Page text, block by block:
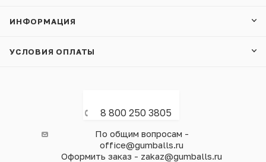
ИНФОРМАЦИЯ
УСЛОВИЯ ОПЛАТЫ
8 800 250 3805
По общим вопросам -
office@gumballs.ru
Оформить заказ - zakaz@gumballs.ru